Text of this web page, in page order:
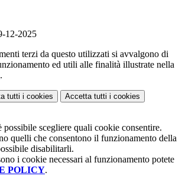
12-2025
terzi da questo utilizzati si avvalgono di
ed utili alle finalità illustrate nella
.
tutti i cookies Accetta tutti i cookies
possibile scegliere quali cookie consentire.
quelli che consentono il funzionamento della
disabilitarli.
i cookie necessari al funzionamento potete
POLICY.